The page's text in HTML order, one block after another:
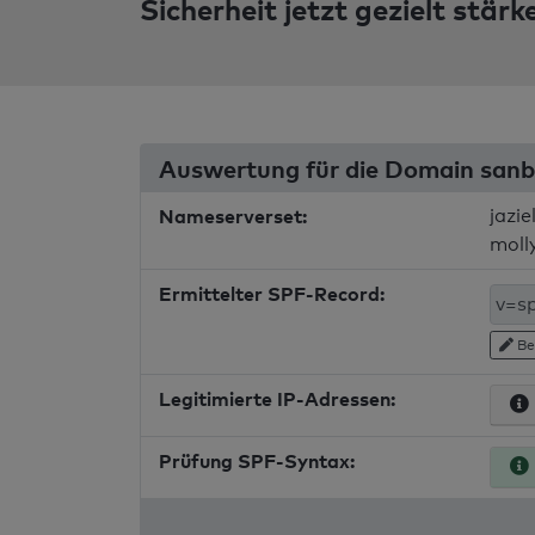
Sicherheit jetzt gezielt
Auswertung für die Domain
Nameserverset:
Ermittelter SPF-Record:
Legitimierte IP-Adressen:
Prüfung SPF-Syntax: